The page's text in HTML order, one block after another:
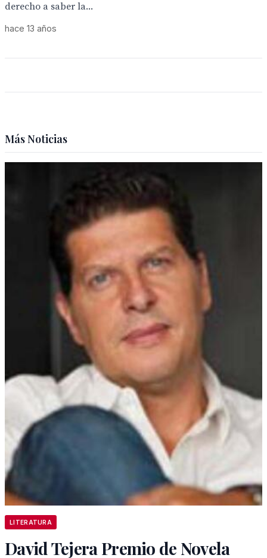
derecho a saber la...
hace 13 años
Más Noticias
LITERATURA
David Tejera Premio de Novela